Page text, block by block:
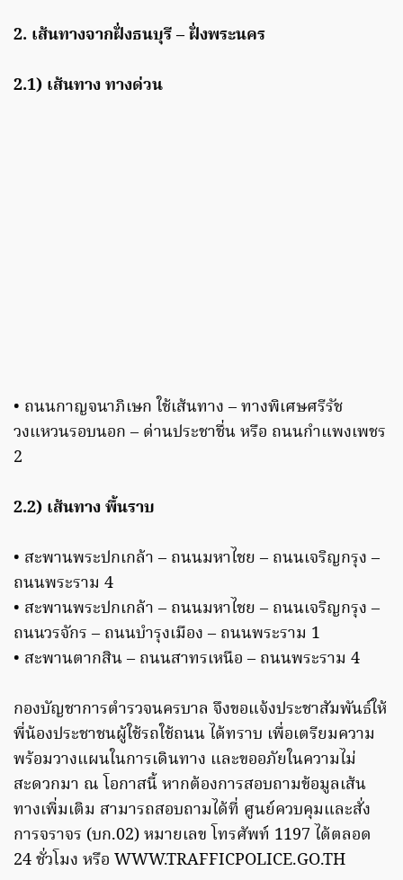
2. เส้นทางจากฝั่งธนบุรี – ฝั่งพระนคร
2.1) เส้นทาง ทางด่วน
• ถนนกาญจนาภิเษก ใช้เส้นทาง – ทางพิเศษศรีรัช
วงแหวนรอบนอก – ด่านประชาชื่น หรือ ถนนกําแพงเพชร
2
2.2) เส้นทาง พื้นราบ
• สะพานพระปกเกล้า – ถนนมหาไชย – ถนนเจริญกรุง –
ถนนพระราม 4
• สะพานพระปกเกล้า – ถนนมหาไชย – ถนนเจริญกรุง –
ถนนวรจักร – ถนนบํารุงเมือง – ถนนพระราม 1
• สะพานตากสิน – ถนนสาทรเหนือ – ถนนพระราม 4
กองบัญชาการตํารวจนครบาล จึงขอแจ้งประชาสัมพันธ์ให้
พี่น้องประชาชนผู้ใช้รถใช้ถนน ได้ทราบ เพื่อเตรียมความ
พร้อมวางแผนในการเดินทาง และขออภัยในความไม่
สะดวกมา ณ โอกาสนี้ หากต้องการสอบถามข้อมูลเส้น
ทางเพิ่มเติม สามารถสอบถามได้ที่ ศูนย์ควบคุมและสั่ง
การจราจร (บก.02) หมายเลข โทรศัพท์ 1197 ได้ตลอด
24 ชั่วโมง หรือ WWW.TRAFFICPOLICE.GO.TH